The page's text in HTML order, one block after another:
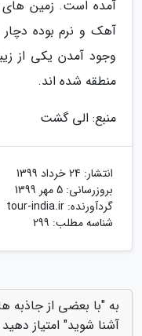
آمده است. زمین های
آهک و نرم بوده
وجود آمدن یکی از
منطقه شده اند.
منبع: الی گشت
انتشار: 24 خرداد 1399
بروزرسانی: 5 مهر 1399
گردآورنده: tour-india.ir
شناسه مطلب: 299
به "با بعضی از
آشنا شوید" امتیاز دهید